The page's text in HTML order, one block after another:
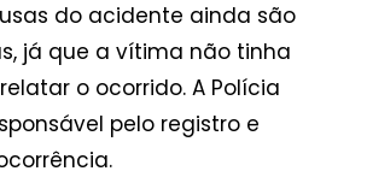
do acidente ainda são
já que a vítima não tinha
o ocorrido. A Polícia
pelo registro e